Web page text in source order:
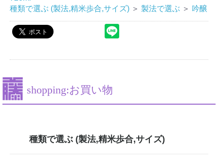
種類で選ぶ (製法,精米歩合,サイズ) ＞ 製法で選ぶ ＞ 吟醸
shopping:お買い物
種類で選ぶ (製法,精米歩合,サイズ)